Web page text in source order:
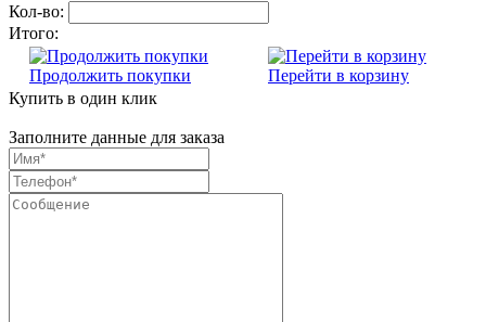
Кол-во:
Итого:
Продолжить покупки
Перейти в корзину
Купить в один клик
Заполните данные для заказа